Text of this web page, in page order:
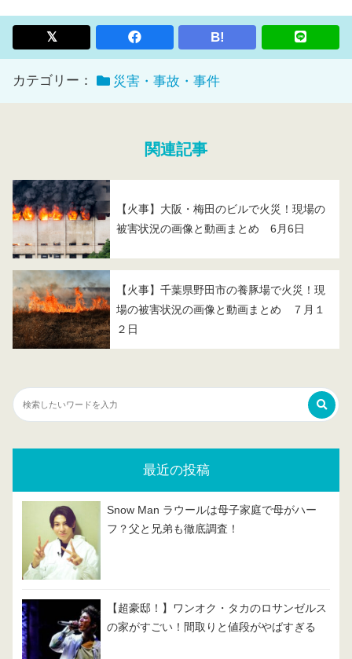
B!
カテゴリー： 災害・事故・事件
関連記事
【火事】大阪・梅田のビルで火災！現場の
被害状況の画像と動画まとめ 6月6日
【火事】千葉県野田市の養豚場で火災！現
場の被害状況の画像と動画まとめ ７月１
２日
最近の投稿
Snow Man ラウールは母子家庭で母がハー
フ？父と兄弟も徹底調査！
【超豪邸！】ワンオク・タカのロサンゼルス
の家がすごい！間取りと値段がやばすぎる